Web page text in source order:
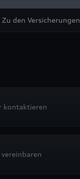
Zu den Versicherungen
kontaktieren